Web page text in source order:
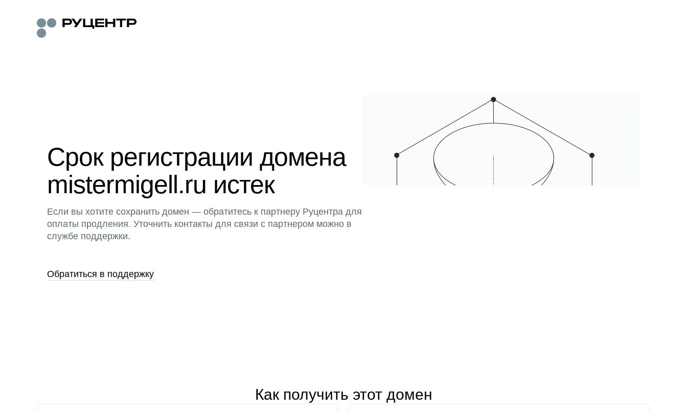
Срок регистрации домена
mistermigell.ru истек
Если вы хотите сохранить домен — обратитесь к партнеру Руцентра для
оплаты продления. Уточнить контакты для связи с партнером можно в
службе поддержки.
Обратиться в поддержку
Как получить этот домен